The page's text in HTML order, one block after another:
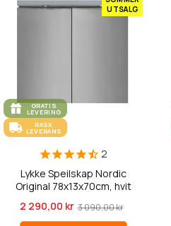
UTSALG
GRATIS
LEVERING
RASK
LEVERANS
2
Lykke Speilskap Nordic
Original 78x13x70cm, hvit
2 290,00 kr 3 090,00 kr